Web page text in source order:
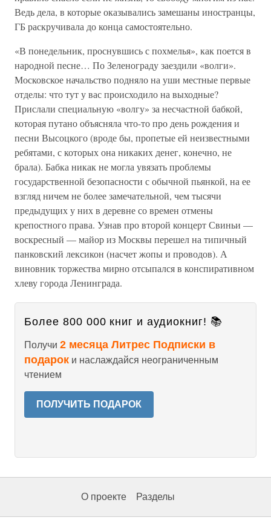
Ведь дела, в которые оказывались замешаны иностранцы,
ГБ раскручивала до конца самостоятельно.
«В понедельник, проснувшись с похмелья», как поется в
народной песне… По Зеленограду заездили «волги».
Московское начальство подняло на уши местные первые
отделы: что тут у вас происходило на выходные?
Прислали специальную «волгу» за несчастной бабкой,
которая путано объясняла что-то про день рождения и
песни Высоцкого (вроде бы, пропетые ей неизвестными
ребятами, с которых она никаких денег, конечно, не
брала). Бабка никак не могла увязать проблемы
государственной безопасности с обычной пьянкой, на ее
взгляд ничем не более замечательной, чем тысячи
предыдущих у них в деревне со времен отмены
крепостного права. Узнав про второй концерт Свиньи —
воскресный — майор из Москвы перешел на типичный
панковский лексикон (насчет жопы и проводов). А
виновник торжества мирно отсыпался в конспиративном
хлеву города Ленинграда.
Более 800 000 книг и аудиокниг! 📚
Получи 2 месяца Литрес Подписки в
подарок и наслаждайся неограниченным
чтением
ПОЛУЧИТЬ ПОДАРОК
О проекте Разделы